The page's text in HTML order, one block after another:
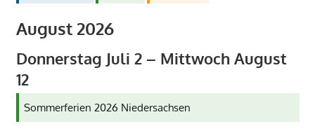
August 2026
Donnerstag Juli 2– Mittwoch August
12
Sommerferien 2026 Niedersachsen